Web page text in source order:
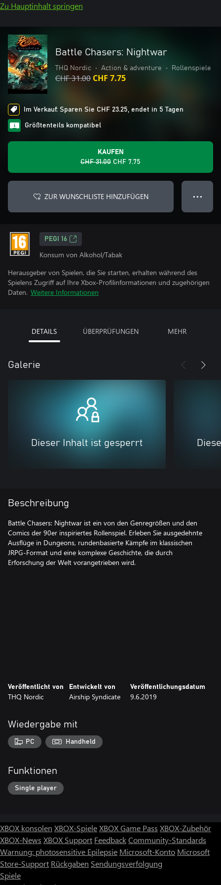
Zu Hauptinhalt springen
Battle Chasers: Nightwar
THQ Nordic • Action & adventure • Rollenspiele
CHF 31.00 CHF 7.75
Im Verkauf: Sparen Sie CHF 23.25, endet in 5 Tagen
Größtenteils kompatibel
KAUFEN
CHF 31.00 CHF 7.75
ZUR WUNSCHLISTE HINZUFÜGEN ● ● ●
PEGI 16
Konsum von Alkohol/Tabak
Herausgeber von Spielen, die Sie starten, erhalten während des
Spielens Zugriff auf Ihre Xbox-Profilinformationen und zugehörigen
Daten. Weitere Informationen
DETAILS ÜBERPRÜFUNGEN MEHR
Galerie
Dieser Inhalt ist gesperrt
Beschreibung
Battle Chasers: Nightwar ist ein von den Genregrößen und den
Comics der 90er inspiriertes Rollenspiel. Erleben Sie ausgedehnte
Ausflüge in Dungeons, rundenbasierte Kämpfe im klassischen
JRPG-Format und eine komplexe Geschichte, die durch
Erforschung der Welt vorangetrieben wird.
Veröffentlicht von
THQ Nordic
Entwickelt von
Airship Syndicate
Veröffentlichungsdatum
9.6.2019
Wiedergabe mit
PC Handheld
Funktionen
Single player
XBOX konsolen XBOX-SpieleXBOX Game Pass XBOX-Zubehör
XBOX-News XBOX Support FeedbackCommunity-Standards
Warnung: photosensitive Epilepsie Microsoft-Konto Microsoft
Store-Support Rückgaben Sendungsverfolgung
Spiele